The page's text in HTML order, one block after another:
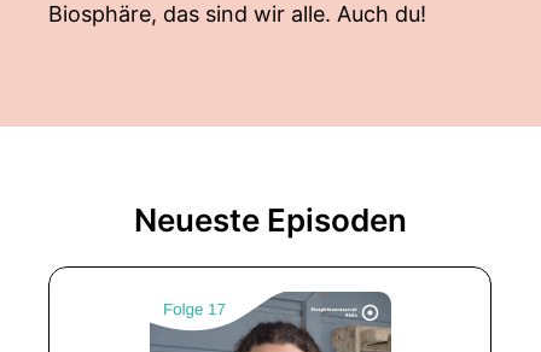
Biosphäre, das sind wir alle. Auch du!
Neueste Episoden